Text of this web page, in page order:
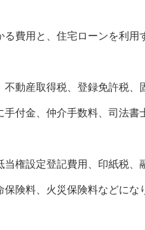
費用と、住宅ローンを利用
動産取得税、登録免許税、
付金、仲介手数料、司法書
権設定登記費用、印紙税、
険料、火災保険料などにな